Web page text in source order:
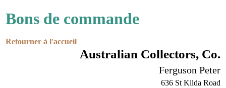
Bons de commande
Retourner à l'accueil
Australian Collectors, Co.
Ferguson Peter
636 St Kilda Road